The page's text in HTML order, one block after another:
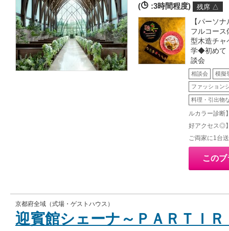
(
:3時間程度) 残席 △
【パーソ
フルコー
型木造チ
学◆初めて
談会
相談会 模擬
ファッション
料理・引出物
ルカラー診断
好アクセス◎
ご両家に1台
この
京都府全域（式場・ゲストハウス）
迎賓館シェーナ～ＰＡＲＴＩ